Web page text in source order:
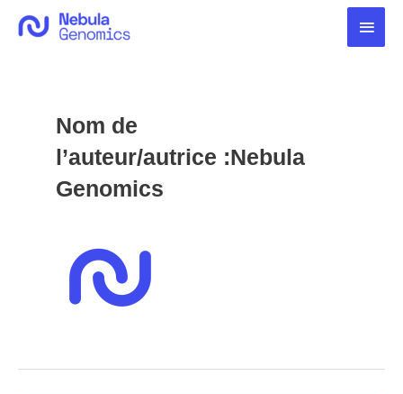
Nom de
l’auteur/autrice :Nebula
Genomics